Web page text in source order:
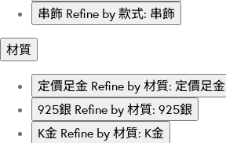
串飾 Refine by 款式: 串飾
材質
定價足金 Refine by 材質: 定價足金
925銀 Refine by 材質: 925銀
K金 Refine by 材質: K金